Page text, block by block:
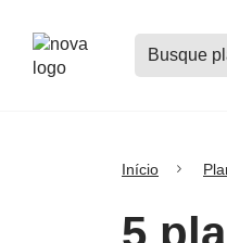
Buscar
planos
cursos
Início
5